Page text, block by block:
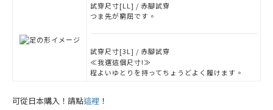
試穿尺寸[LL] / 赤腳試穿
つま先が窮屈です。
試穿尺寸[3L] / 赤腳試穿
≪我選這個尺寸!≫
程よいゆとりを持ってちょうどよく履けます。
可從日本購入！請點這裡 ！